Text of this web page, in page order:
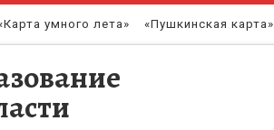
умного лета» «Пушкинская карта»